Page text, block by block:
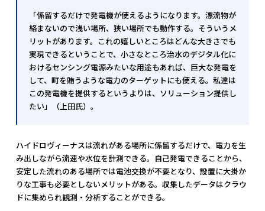
「係留するだけで発電機が使えるようになります。漂流物が
絡まないので浅い場所、狭い場所でも動作する。そういうメ
リットがあります。これの嬉しいところはどんな大きさでも
実現できるということで、小さなところ治水のデジタル化に
おけるセンシング電源みたいな用途もあれば、巨大な発電を
して、町を賄うような電力のターゲットにも使える。私達は
この発電機を提供するというよりは、ソリューション提供し
たい」（上田氏）。
ハイドロヴィーナスは流れがある場所に係留するだけで、電力を生
み出しながら流速や水位を計測できる。自己発電できることから、
安定した流れのある場所では電池交換が不要となり、設置に大掛か
りな工事も必要としないメリットがある。収集したデータはクラウ
ドに集められ観測・分析することができる。